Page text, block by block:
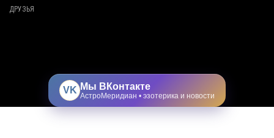
ДРУЗЬЯ
VK Мы ВКонтакте
АстроМеридиан • эзотерика и новости